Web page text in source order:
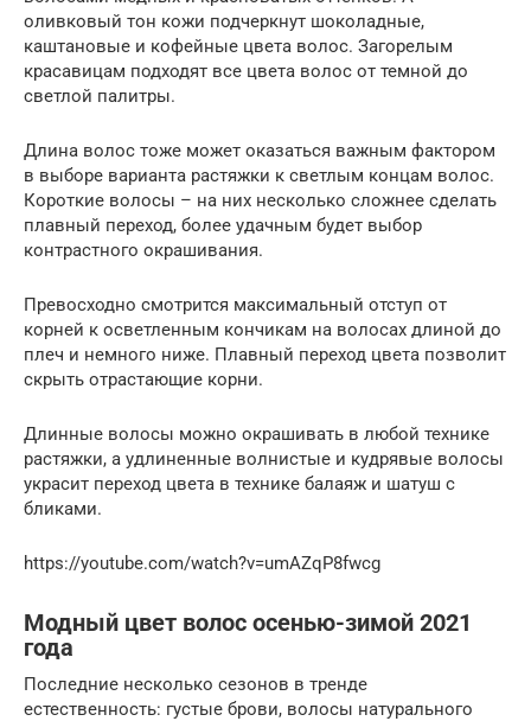
оливковый тон кожи подчеркнут шоколадные,
каштановые и кофейные цвета волос. Загорелым
красавицам подходят все цвета волос от темной до
светлой палитры.
Длина волос тоже может оказаться важным фактором
в выборе варианта растяжки к светлым концам волос.
Короткие волосы – на них несколько сложнее сделать
плавный переход, более удачным будет выбор
контрастного окрашивания.
Превосходно смотрится максимальный отступ от
корней к осветленным кончикам на волосах длиной до
плеч и немного ниже. Плавный переход цвета позволит
скрыть отрастающие корни.
Длинные волосы можно окрашивать в любой технике
растяжки, а удлиненные волнистые и кудрявые волосы
украсит переход цвета в технике балаяж и шатуш с
бликами.
https://youtube.com/watch?v=umAZqP8fwcg
Модный цвет волос осенью-зимой 2021
года
Последние несколько сезонов в тренде
естественность: густые брови, волосы натурального